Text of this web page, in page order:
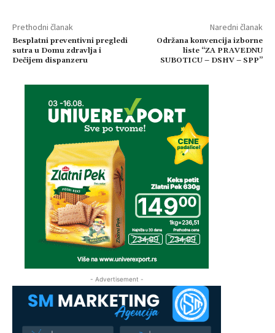
Prethodni članak
Besplatni preventivni pregledi
sutra u Domu zdravlja i
Dečijem dispanzeru
Naredni članak
Održana ⁠konvencija izborne
liste “ZA PRAVEDNU
SUBOTICU – DSHV – SPP”
- Advertisement -